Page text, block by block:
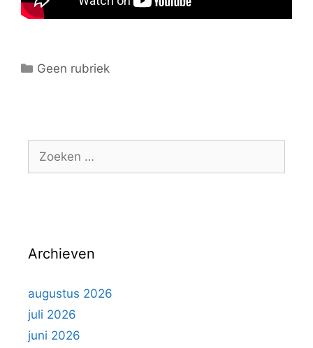
C
g
o
r
Geen rubriek
n
a
r
:
Archieven
augustus 2026
juli 2026
juni 2026